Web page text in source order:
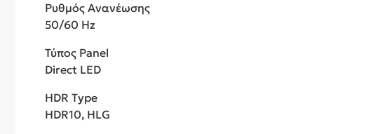
Ρυθμός Ανανέωσης
50/60 Hz
Τύπος Panel
Direct LED
HDR Type
HDR10, HLG